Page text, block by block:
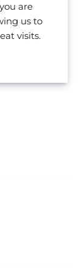
are
us to
visits.